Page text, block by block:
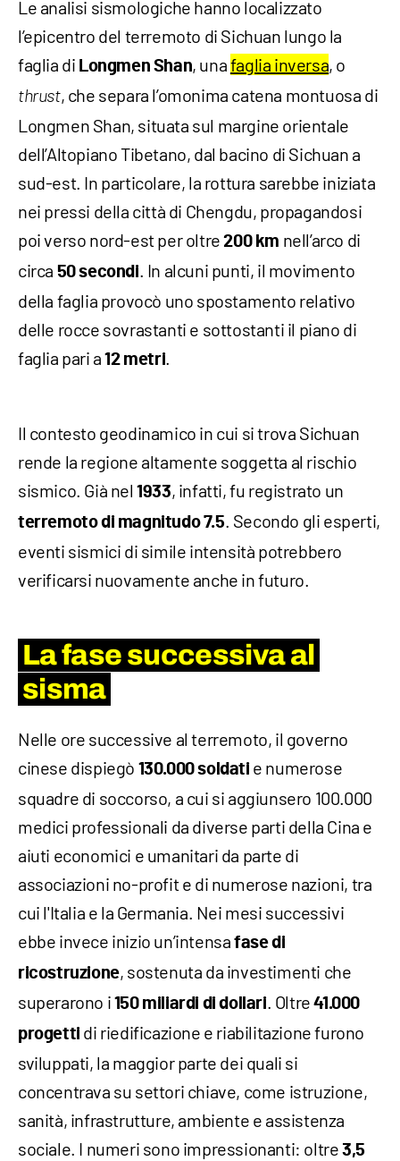
Le analisi sismologiche hanno localizzato
l’epicentro del terremoto di Sichuan lungo la
faglia di Longmen Shan, unafaglia inversa, o
thrust, che separa l’omonima catena montuosa di
Longmen Shan, situata sul margine orientale
dell’Altopiano Tibetano, dal bacino di Sichuan a
sud-est. In particolare, la rottura sarebbe iniziata
nei pressi della città di Chengdu, propagandosi
poi verso nord-est per oltre200 km nell’arco di
circa 50 secondi. In alcuni punti, il movimento
della faglia provocò uno spostamento relativo
delle rocce sovrastanti e sottostanti il piano di
faglia pari a12 metri.
Il contesto geodinamico in cui si trova Sichuan
rende la regione altamente soggetta al rischio
sismico. Già nel1933, infatti, fu registrato un
terremoto di magnitudo 7.5. Secondo gli esperti,
eventi sismici di simile intensità potrebbero
verificarsi nuovamente anche in futuro.
La fase successiva al
sisma
Nelle ore successive al terremoto, il governo
cinese dispiegò 130.000 soldati e numerose
squadre di soccorso, a cui si aggiunsero 100.000
medici professionali da diverse parti della Cina e
aiuti economici e umanitari da parte di
associazioni no-profit e di numerose nazioni, tra
cui l'Italia e la Germania. Nei mesi successivi
ebbe invece inizio un’intensafase di
ricostruzione, sostenuta da investimenti che
superarono i 150 miliardi di dollari. Oltre41.000
progetti di riedificazione e riabilitazione furono
sviluppati, la maggior parte dei quali si
concentrava su settori chiave, come istruzione,
sanità, infrastrutture, ambiente e assistenza
sociale. I numeri sono impressionanti: oltre3,5